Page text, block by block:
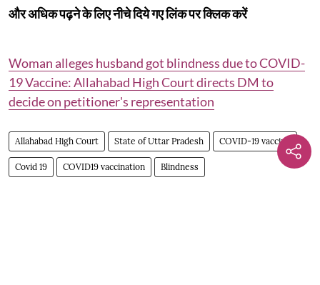
और अधिक पढ़ने के लिए नीचे दिये गए लिंक पर क्लिक करें
Woman alleges husband got blindness due to COVID-
19 Vaccine: Allahabad High Court directs DM to
decide on petitioner's representation
Allahabad High Court State of Uttar Pradesh COVID-19 vaccine
Covid 19 COVID19 vaccination Blindness